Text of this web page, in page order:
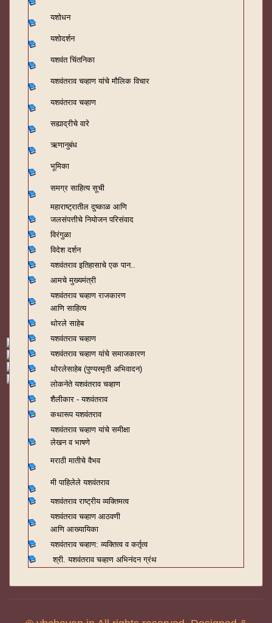
यशोधन
यशोदर्शन
यशवंत चिंतनिका
यशवंतराव चव्हाण यांचे मौलिक विचार
यशवंतराव चव्हाण
सह्याद्रीचे वारे
ऋणानुबंध
भूमिका
समग्र साहित्य सूची
महाराष्ट्रातील दुष्काळ आणि
जलसंपत्तीचे नियोजन परिसंवाद
विरंगुळा
विदेश दर्शन
यशवंतराव इतिहासाचे एक पान..
आमचे मुख्यमंत्री
यशवंतराव चव्हाण राजकारण
आणि साहित्य
थोरले साहेब
यशवंतराव चव्हाण
यशवंतराव चव्हाण यांचे समाजकारण
थोरलेसाहेब (पुण्यस्मृती अभिवादन)
लोकनेते यशवंतराव चव्हाण
शैलीकार - यशवंतराव
कथारूप यशवंतराव
यशवंतराव चव्हाण यांचे समीक्षा
लेखन व भाषणे
मराठी मातीचे वैभव
मी पाहिलेले यशवंतराव
यशवंतराव राष्ट्रीय व्यक्तिमत्व
यशवंतराव चव्हाण आठवणी
आणि आख्यायिका
यशवंतराव चव्हाण: व्यक्तित्व व कर्तृत्व
श्री. यशवंतराव चव्हाण अभिनंदन ग्रंथ